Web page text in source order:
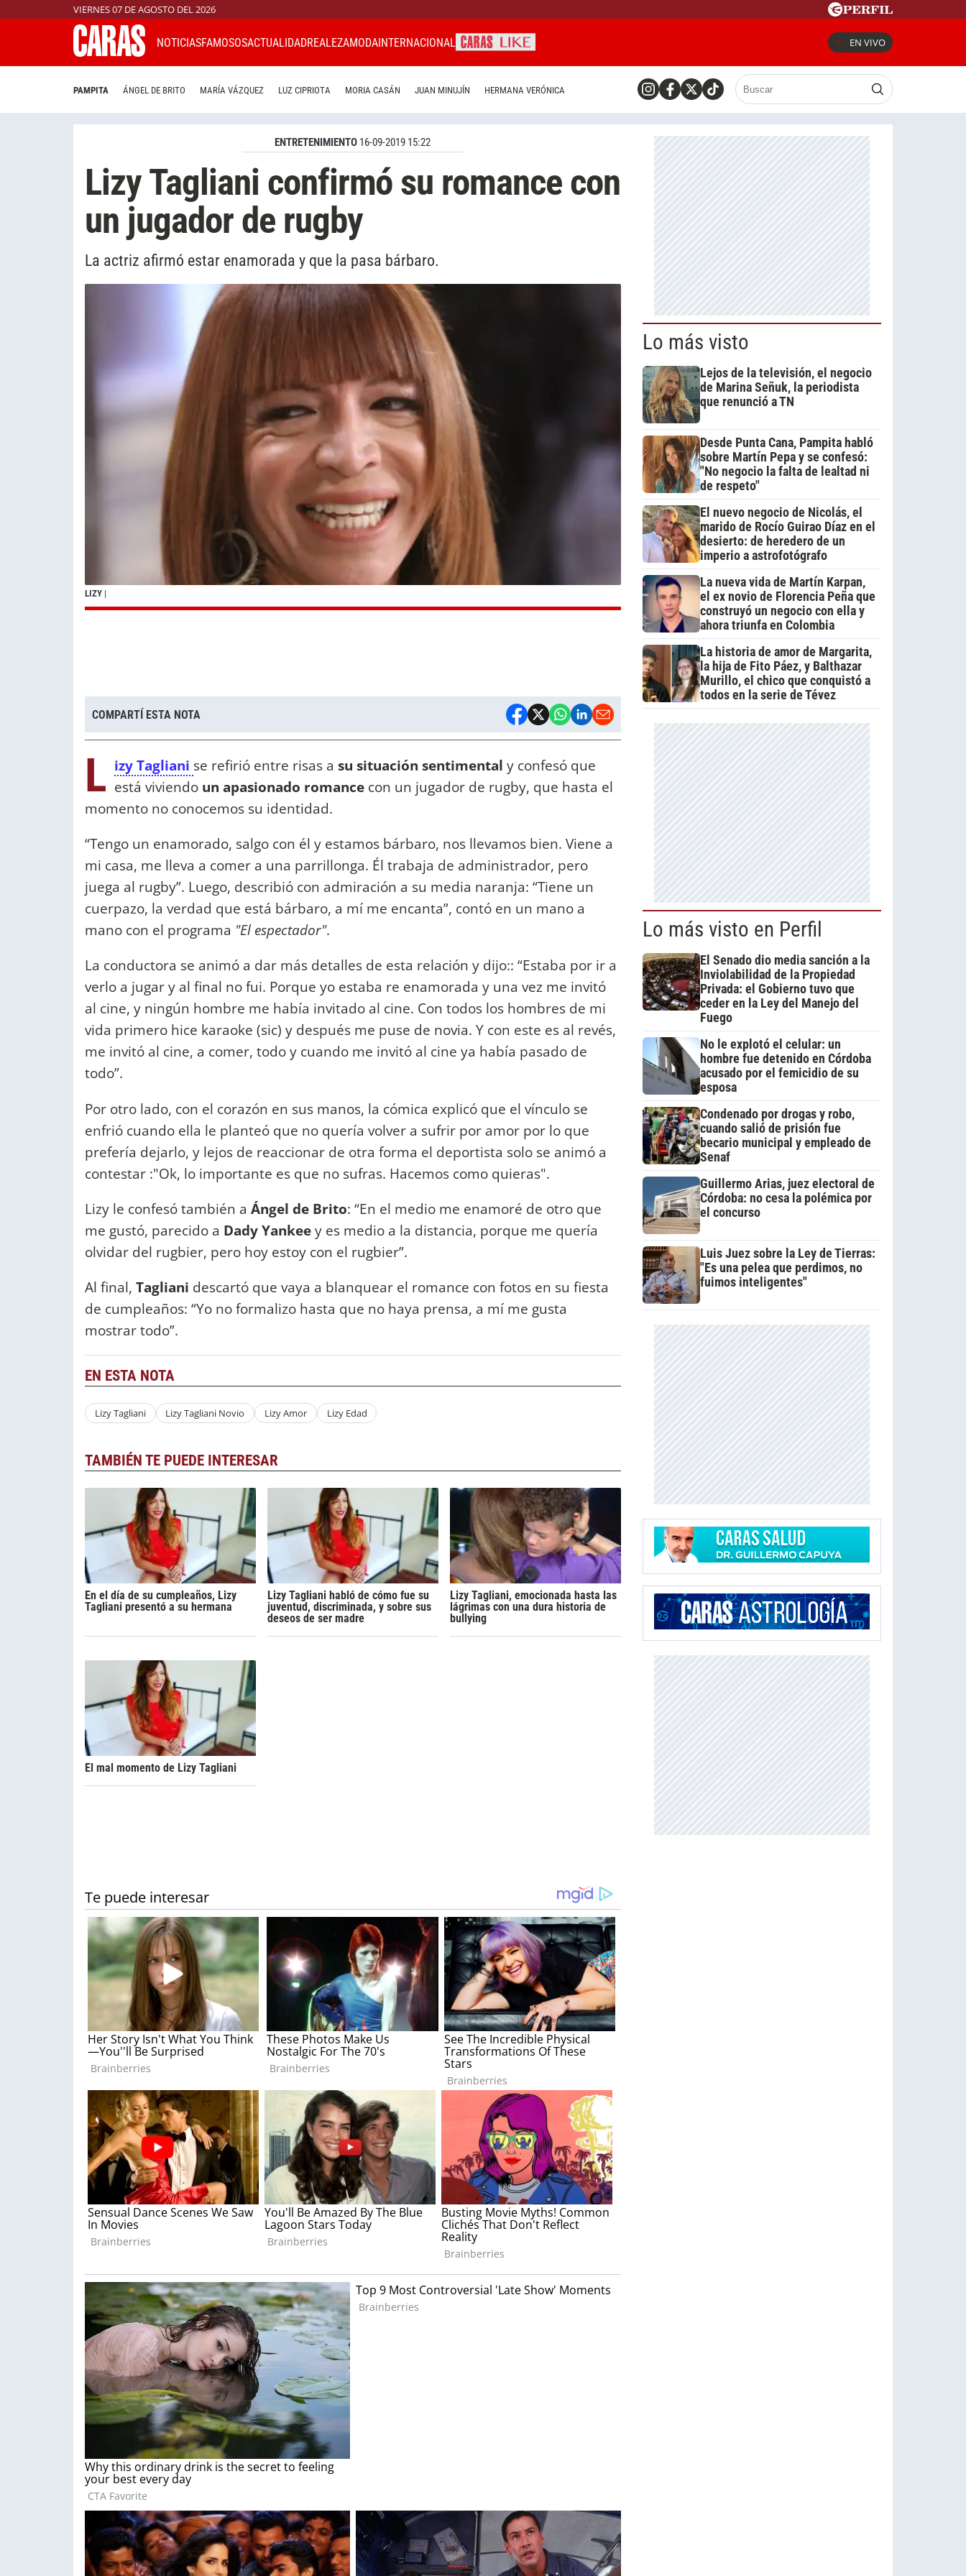
VIERNES 07 DE AGOSTO DEL 2026
NOTICIASFAMOSOSACTUALIDADREALEZAMODAINTERNACIONAL EN VIVO
PAMPITA ÁNGEL DE BRITO MARÍA VÁZQUEZ LUZ CIPRIOTA MORIA CASÁN JUAN MINUJÍN HERMANA VERÓNICA
ENTRETENIMIENTO 16-09-2019 15:22
Lizy Tagliani confirmó su romance con
un jugador de rugby
La actriz afirmó estar enamorada y que la pasa bárbaro.
LIZY |
COMPARTÍ ESTA NOTA
L izy Tagliani se refirió entre risas a su situación sentimental y confesó que
está viviendo un apasionado romance con un jugador de rugby, que hasta el
momento no conocemos su identidad.
“Tengo un enamorado, salgo con él y estamos bárbaro, nos llevamos bien. Viene a
mi casa, me lleva a comer a una parrillonga. Él trabaja de administrador, pero
juega al rugby”. Luego, describió con admiración a su media naranja: “Tiene un
cuerpazo, la verdad que está bárbaro, a mí me encanta”, contó en un mano a
mano con el programa "El espectador".
La conductora se animó a dar más detalles de esta relación y dijo:: “Estaba por ir a
verlo a jugar y al final no fui. Porque yo estaba re enamorada y una vez me invitó
al cine, y ningún hombre me había invitado al cine. Con todos los hombres de mi
vida primero hice karaoke (sic) y después me puse de novia. Y con este es al revés,
me invitó al cine, a comer, todo y cuando me invitó al cine ya había pasado de
todo”.
Por otro lado, con el corazón en sus manos, la cómica explicó que el vínculo se
enfrió cuando ella le planteó que no quería volver a sufrir por amor por lo que
prefería dejarlo, y lejos de reaccionar de otra forma el deportista solo se animó a
contestar :"Ok, lo importante es que no sufras. Hacemos como quieras".
Lizy le confesó también a Ángel de Brito: “En el medio me enamoré de otro que
me gustó, parecido a Dady Yankeey es medio a la distancia, porque me quería
olvidar del rugbier, pero hoy estoy con el rugbier”.
Al final, Tagliani descartó que vaya a blanquear el romance con fotos en su fiesta
de cumpleaños: “Yo no formalizo hasta que no haya prensa, a mí me gusta
mostrar todo”.
EN ESTA NOTA
Lizy Tagliani Lizy Tagliani Novio Lizy Amor Lizy Edad
TAMBIÉN TE PUEDE INTERESAR
En el día de su cumpleaños, Lizy
Tagliani presentó a su hermana
Lizy Tagliani habló de cómo fue su
juventud, discriminada, y sobre sus
deseos de ser madre
Lizy Tagliani, emocionada hasta las
lágrimas con una dura historia de
bullying
El mal momento de Lizy Tagliani
Lo más visto
Lejos de la televisión, el negocio
de Marina Señuk, la periodista
que renunció a TN
Desde Punta Cana, Pampita habló
sobre Martín Pepa y se confesó:
"No negocio la falta de lealtad ni
de respeto"
El nuevo negocio de Nicolás, el
marido de Rocío Guirao Díaz en el
desierto: de heredero de un
imperio a astrofotógrafo
La nueva vida de Martín Karpan,
el ex novio de Florencia Peña que
construyó un negocio con ella y
ahora triunfa en Colombia
La historia de amor de Margarita,
la hija de Fito Páez, y Balthazar
Murillo, el chico que conquistó a
todos en la serie de Tévez
Lo más visto en Perfil
El Senado dio media sanción a la
Inviolabilidad de la Propiedad
Privada: el Gobierno tuvo que
ceder en la Ley del Manejo del
Fuego
No le explotó el celular: un
hombre fue detenido en Córdoba
acusado por el femicidio de su
esposa
Condenado por drogas y robo,
cuando salió de prisión fue
becario municipal y empleado de
Senaf
Guillermo Arias, juez electoral de
Córdoba: no cesa la polémica por
el concurso
Luis Juez sobre la Ley de Tierras:
"Es una pelea que perdimos, no
fuimos inteligentes"